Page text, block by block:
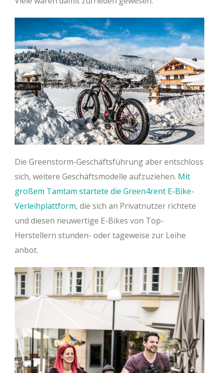
Die Greenstorm-Geschäftsführung aber entschloss
sich, weitere Geschäftsmodelle aufzuziehen. Mit
großem Tamtam startete die Green4rent E-Bike-
Verleihplattform, die sich an Privatnutzer richtete
und diesen neuwertige E-Bikes von Top-
Herstellern stunden- oder tageweise zur Leihe
anbot.